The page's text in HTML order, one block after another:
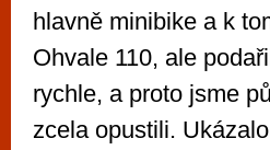
hlavně minibike a k
Ohvale 110, ale
rychle, a proto jsme
zcela opustili.